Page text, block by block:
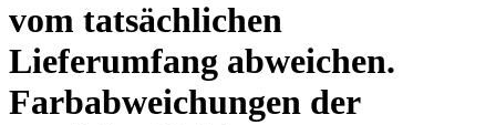
vom tatsächlichen
Lieferumfang abweichen.
Farbabweichungen der